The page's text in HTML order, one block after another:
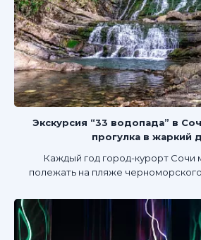
Экскурсия “33 водопада” в
прогулка в жаркий
Каждый год город-курорт Сочи
полежать на пляже